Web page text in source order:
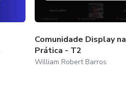
Comunidade Display na
Prática - T2
William Robert Barros